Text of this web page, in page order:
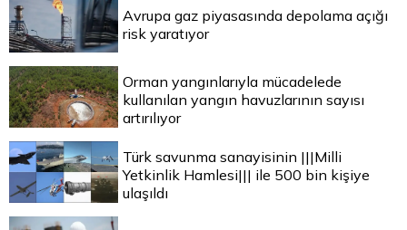
Avrupa gaz piyasasında depolama açığı
risk yaratıyor
Orman yangınlarıyla mücadelede
kullanılan yangın havuzlarının sayısı
artırılıyor
Türk savunma sanayisinin |||Milli
Yetkinlik Hamlesi||| ile 500 bin kişiye
ulaşıldı